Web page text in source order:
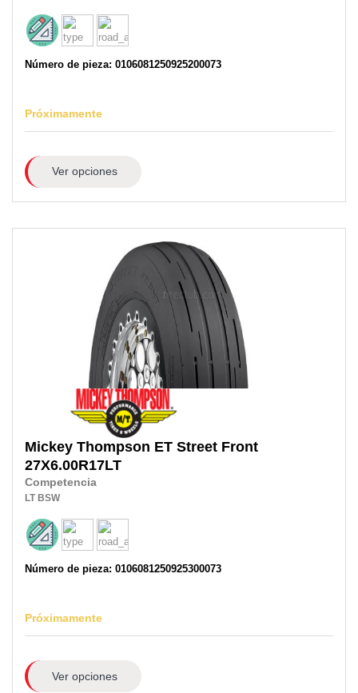
Número de pieza: 0106081250925200073
Próximamente
Ver opciones
Mickey Thompson ET Street Front
27X6.00R17LT
Competencia
LT BSW
Número de pieza: 0106081250925300073
Próximamente
Ver opciones